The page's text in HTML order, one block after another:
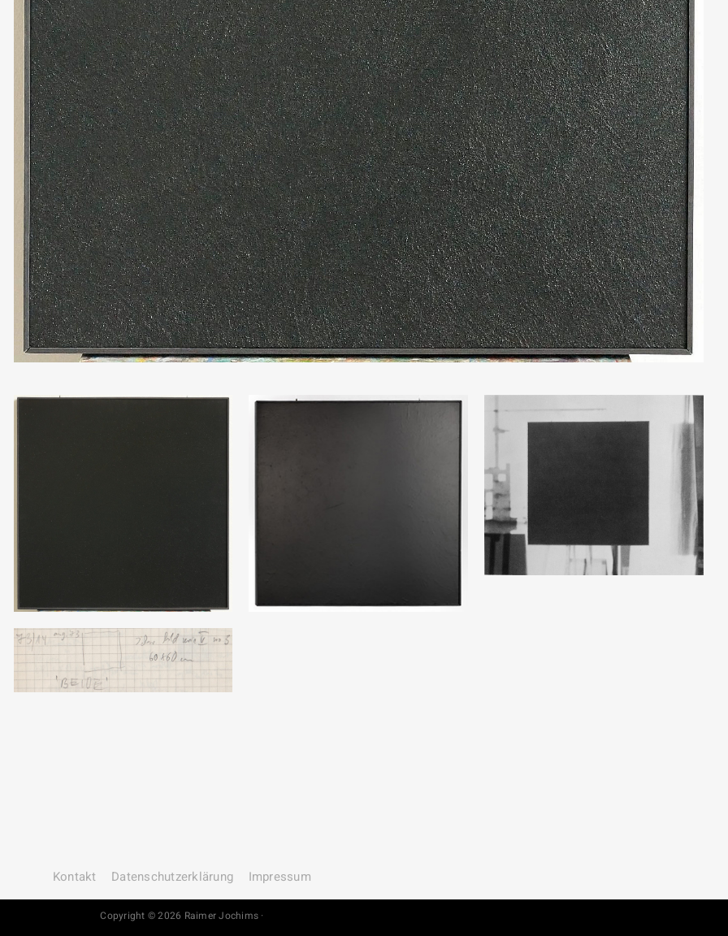
Kontakt Datenschutz­erklärung Impressum
Copyright © 2026 Raimer Jochims ·